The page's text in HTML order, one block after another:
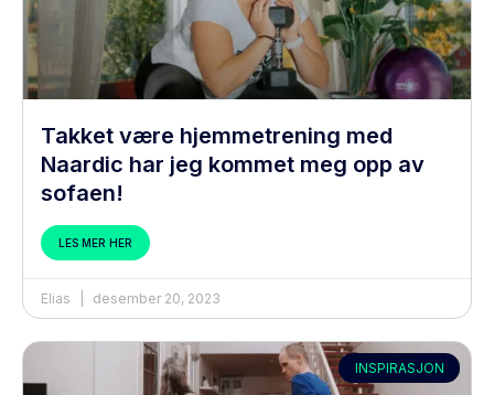
Takket være hjemmetrening med
Naardic har jeg kommet meg opp av
sofaen!
LES MER HER
Elias desember 20, 2023
INSPIRASJON